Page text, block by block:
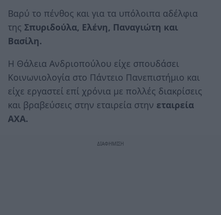
Βαρύ το πένθος και για τα υπόλοιπα αδέλφια
της Σπυριδούλα, Ελένη, Παναγιώτη και
Βασίλη.
Η Θάλεια Ανδριοπούλου είχε σπουδάσει
Κοινωνιολογία στο Πάντειο Πανεπιστήμιο και
είχε εργαστεί επί χρόνια με πολλές διακρίσεις
και βραβεύσεις στην εταιρεία στην εταιρεία
ΑΧΑ.